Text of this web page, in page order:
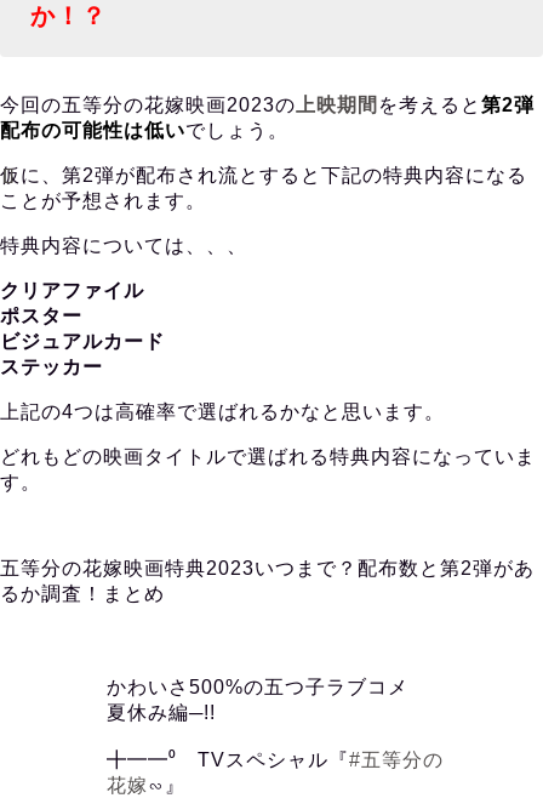
か！？
今回の五等分の花嫁映画2023の 上映期間 を考えると 第2弾
配布の可能性は低いでしょう。
仮に、第2弾が配布され流とすると下記の特典内容になる
ことが予想されます。
特典内容については、、、
クリアファイル
ポスター
ビジュアルカード
ステッカー
上記の4つは高確率で選ばれるかなと思います。
どれもどの映画タイトルで選ばれる特典内容になっていま
す。
五等分の花嫁映画特典2023いつまで？配布数と第2弾があ
るか調査！まとめ
かわいさ500%の五つ子ラブコメ
夏休み編─!!
╋━━⁰ TVスペシャル『#五等分の
花嫁∽』